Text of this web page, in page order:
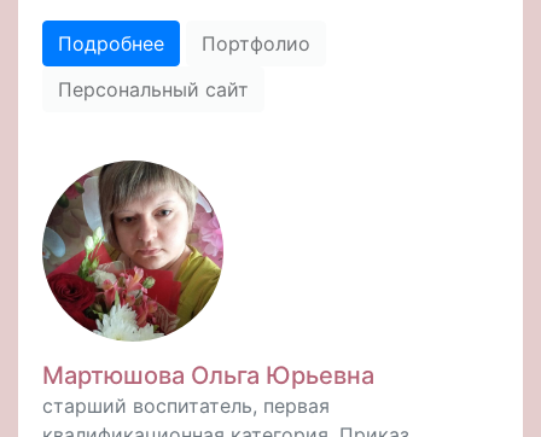
Подробнее
Портфолио
Персональный сайт
Мартюшова Ольга Юрьевна
старший воспитатель, первая